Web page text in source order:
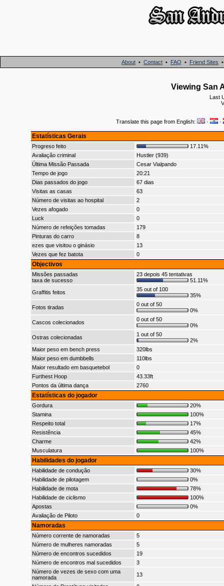
About • Contact • FAQ • Friend Sites
Viewing San
Last
Translate this page from English: · ·
Estatísticas Gerais
Progreso feito
17.11%
Avaliação criminal
Hustler (939)
Última Missão Passada
Cesar Vialpando
Tempo de jogo
20:21
Dias passados do jogo
67 dias
Visitas as casas
63
Número de visitas ao hospital
2
Vezes afogado
0
Luck
0
Número de refeições tomadas
179
Pinturas do carro
8
ezes que visitou o ginásio
13
Vezes que fez batota
0
Objectivos
Missões passadas
taxa de sucesso
23 depois 45 tentativas
51.11%
Graffitis feitos
35 out of 100
35%
Fotos tiradas
0 out of 50
0%
Cascos colecionados
0 out of 50
0%
Ostras colecionadas
1 out of 50
2%
Maior peso em bench press
320lbs
Maior peso em dumbbells
110lbs
Maior resultado em basquetebol
0
Furthest Hoop
43.33ft
Pontos da última dança
2760
Estatísticas do jogador
Gordura
20%
Stamina
100%
Respeito total
17%
Resistência
45%
Charme
42%
Musculatura
100%
Habilidades do jogador
Habilidade de condução
30%
Habilidade de pilotagem
0%
Habilidade de mota
78%
Habilidade de ciclismo
100%
Apostas
0%
Avaliação de Piloto
0
Namoradas
Número corrente de namoradas
5
Número de mulheres namoradas
5
Número de encontros sucedidos
19
Número de encontros mal sucedidos
3
Número de vezes de sexo com uma
namorada
13